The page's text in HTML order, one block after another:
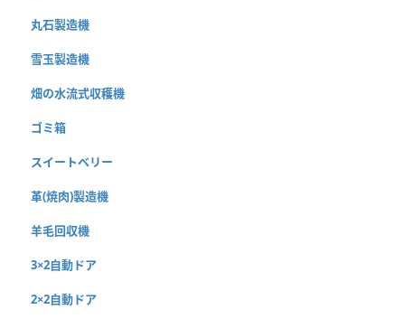
丸石製造機
雪玉製造機
畑の水流式収穫機
ゴミ箱
スイートベリー
革(焼肉)製造機
羊毛回収機
3×2自動ドア
2×2自動ドア